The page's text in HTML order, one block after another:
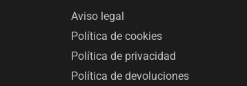
Aviso legal
Política de cookies
Política de privacidad
Política de devoluciones